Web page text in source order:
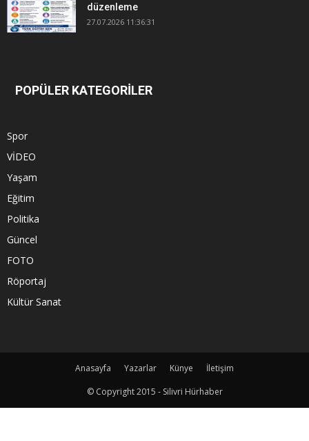
düzenleme
27.07.2026 11:36:31
POPÜLER KATEGORİLER
Spor
VİDEO
Yaşam
Eğitim
Politika
Güncel
FOTO
Röportaj
Kültür Sanat
Anasayfa Yazarlar Künye
İletişim
© Copyright 2015 - Silivri Hürhaber